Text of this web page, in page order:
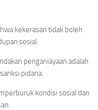
kekerasan tidak boleh
sosial.
penganiayaan adalah
pidana.
kondisi sosial dan